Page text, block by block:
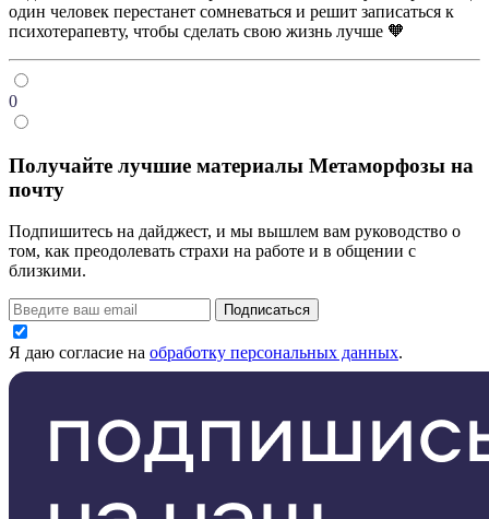
один человек перестанет сомневаться и решит записаться к
психотерапевту, чтобы сделать свою жизнь лучше 🧡
0
Получайте лучшие материалы Метаморфозы на
почту
Подпишитесь на дайджест, и мы вышлем вам руководство о
том, как преодолевать страхи на работе и в общении с
близкими.
Подписаться
Я даю согласие на обработку персональных данных.